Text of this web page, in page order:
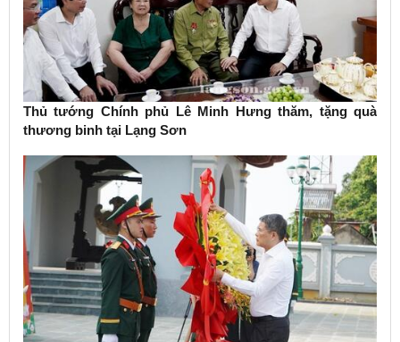
Thủ tướng Chính phủ Lê Minh Hưng thăm, tặng quà
thương binh tại Lạng Sơn